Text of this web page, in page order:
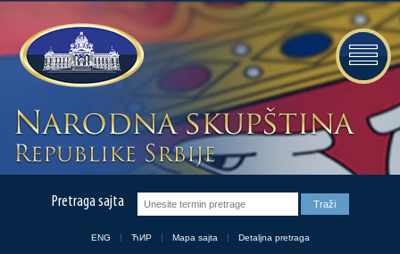
Pretraga sajta
ENG ЋИР Mapa sajta Detaljna pretraga